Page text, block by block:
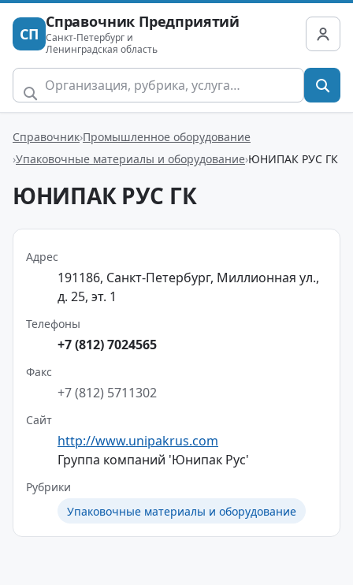
СП
Справочник Предприятий
Санкт-Петербург и
Ленинградская область
Справочник Промышленное оборудование
Упаковочные материалы и оборудование ЮНИПАК РУС ГК
ЮНИПАК РУС ГК
Адрес
191186, Санкт-Петербург, Миллионная ул.,
д. 25, эт. 1
Телефоны
+7 (812) 7024565
Факс
+7 (812) 5711302
Сайт
http://www.unipakrus.com
Группа компаний 'Юнипак Рус'
Рубрики
Упаковочные материалы и оборудование